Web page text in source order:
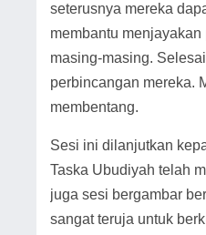
seterusnya mereka
membantu
masing-masing.
perbincangan mereka.
membentang.
Sesi ini dilanjutkan
Taska Ubudiyah telah
juga sesi bergambar
sangat teruja untuk